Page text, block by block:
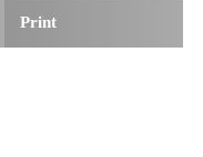
Print